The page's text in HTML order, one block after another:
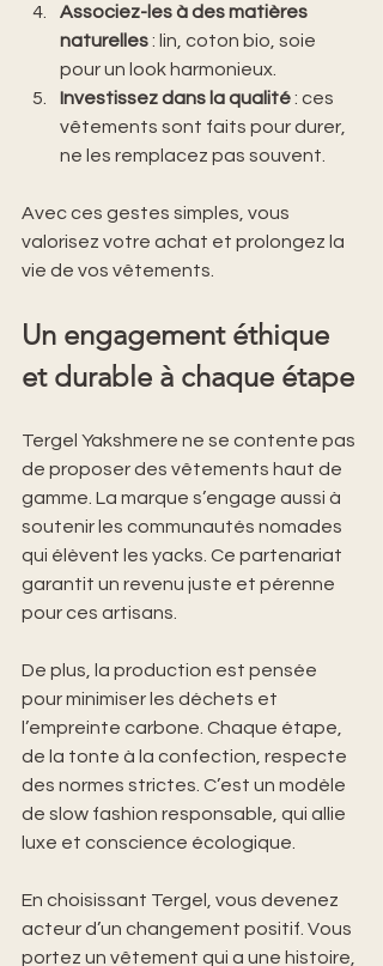
Associez-les à des matières
naturelles : lin, coton bio, soie
pour un look harmonieux.
Investissez dans la qualité : ces
vêtements sont faits pour durer,
ne les remplacez pas souvent.
Avec ces gestes simples, vous
valorisez votre achat et prolongez la
vie de vos vêtements.
Un engagement éthique
et durable à chaque étape
Tergel Yakshmere ne se contente pas
de proposer des vêtements haut de
gamme. La marque s’engage aussi à
soutenir les communautés nomades
qui élèvent les yacks. Ce partenariat
garantit un revenu juste et pérenne
pour ces artisans.
De plus, la production est pensée
pour minimiser les déchets et
l’empreinte carbone. Chaque étape,
de la tonte à la confection, respecte
des normes strictes. C’est un modèle
de slow fashion responsable, qui allie
luxe et conscience écologique.
En choisissant Tergel, vous devenez
acteur d’un changement positif. Vous
portez un vêtement qui a une histoire,